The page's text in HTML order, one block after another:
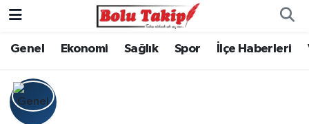
Genel Ekonomi Sağlık Spor İlçe Haberleri